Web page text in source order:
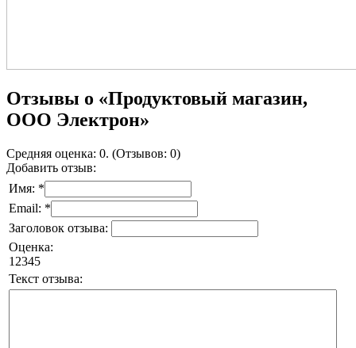
Отзывы о «Продуктовый магазин,
ООО Электрон»
Средняя оценка: 0. (Отзывов: 0)
Добавить отзыв:
Имя: *
Email: *
Заголовок отзыва:
Оценка:
1 2345
Текст отзыва: